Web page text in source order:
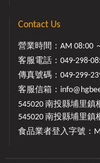
Contact Us
營業時間：AM 08:00
客服電話： 049-298-
傳真號碼：049-299-
客服信箱：
545020 南投縣埔里鎮
545020 南投縣埔里鎮
食品業者登入字號：